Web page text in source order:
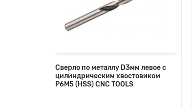
Сверло по металлу D3мм левое с
цилиндрическим хвостовиком
Р6М5 (HSS) CNC TOOLS